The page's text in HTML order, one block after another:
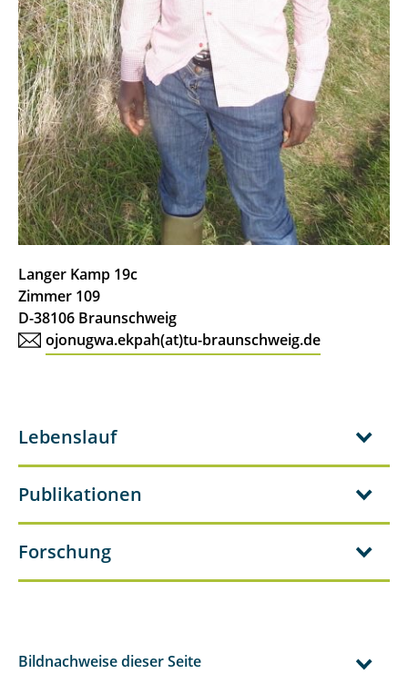
Prof. Dr. em. Otto Richter
Dr. Anett Schibalski
Christine Schottmüller
Dr. Michael Strohbach
Prof. Dr. Frank Suhling
ehemalige Teamangehörige
Langer Kamp 19c
Zimmer 109
D-38106 Braunschweig
ojonugwa.ekpah(at)tu-braunschweig.de
Lebenslauf
Publikationen
Forschung
Bildnachweise dieser Seite